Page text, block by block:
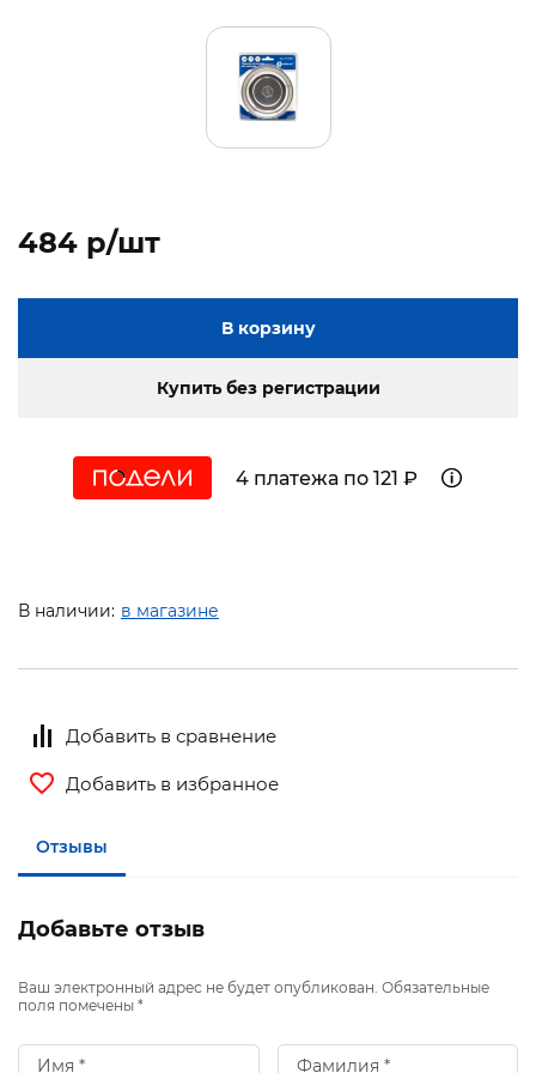
484 p/шт
В корзину
Купить без регистрации
4 платежа по 121 ₽
В наличии: в магазине
Добавить в сравнение
Добавить в избранное
Отзывы
Добавьте отзыв
Ваш электронный адрес не будет опубликован. Обязательные
поля помечены *